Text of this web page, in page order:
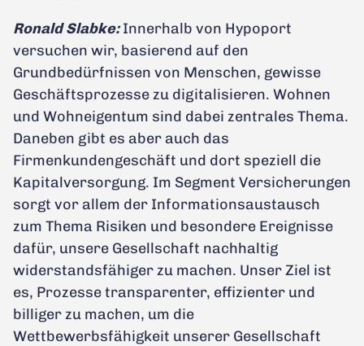
Ronald Slabke:Innerhalb von Hypoport
versuchen wir, basierend auf den
Grundbedürfnissen von Menschen, gewisse
Geschäftsprozesse zu digitalisieren. Wohnen
und Wohneigentum sind dabei zentrales Thema.
Daneben gibt es aber auch das
Firmenkundengeschäft und dort speziell die
Kapitalversorgung. Im Segment Versicherungen
sorgt vor allem der Informationsaustausch
zum Thema Risiken und besondere Ereignisse
dafür, unsere Gesellschaft nachhaltig
widerstandsfähiger zu machen. Unser Ziel ist
es, Prozesse transparenter, effizienter und
billiger zu machen, um die
Wettbewerbsfähigkeit unserer Gesellschaft